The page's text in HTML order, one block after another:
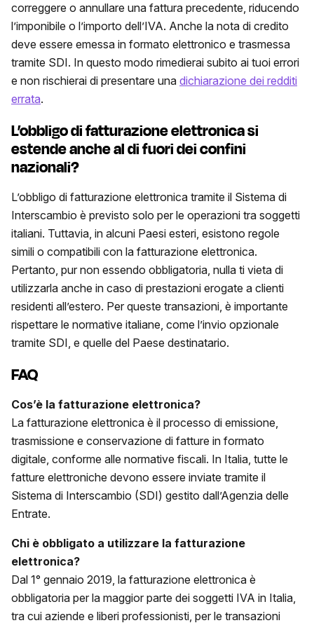
correggere o annullare una fattura precedente, riducendo
l’imponibile o l’importo dell’IVA. Anche la nota di credito
deve essere emessa in formato elettronico e trasmessa
tramite SDI. In questo modo rimedierai subito ai tuoi errori
e non rischierai di presentare una dichiarazione dei redditi
errata.
L’obbligo di fatturazione elettronica si
estende anche al di fuori dei confini
nazionali?
L’obbligo di fatturazione elettronica tramite il Sistema di
Interscambio è previsto solo per le operazioni tra soggetti
italiani. Tuttavia, in alcuni Paesi esteri, esistono regole
simili o compatibili con la fatturazione elettronica.
Pertanto, pur non essendo obbligatoria, nulla ti vieta di
utilizzarla anche in caso di prestazioni erogate a clienti
residenti all’estero. Per queste transazioni, è importante
rispettare le normative italiane, come l’invio opzionale
tramite SDI, e quelle del Paese destinatario.
FAQ
Cos’è la fatturazione elettronica?
La fatturazione elettronica è il processo di emissione,
trasmissione e conservazione di fatture in formato
digitale, conforme alle normative fiscali. In Italia, tutte le
fatture elettroniche devono essere inviate tramite il
Sistema di Interscambio (SDI) gestito dall’Agenzia delle
Entrate.
Chi è obbligato a utilizzare la fatturazione
elettronica?
Dal 1° gennaio 2019, la fatturazione elettronica è
obbligatoria per la maggior parte dei soggetti IVA in Italia,
tra cui aziende e liberi professionisti, per le transazioni